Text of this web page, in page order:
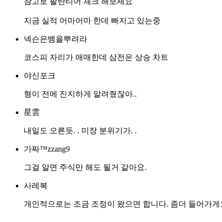
지금 실적 어마어마 한데 빠지고 있는중
넥슨은뱀을뿌려라
코스피 자리가 애매한데 삼전은 상승 차트
야신포크
형이 전에 진지하게 알려줬잖아..
星雲
내일도 오른듯. . 미장 분위기가. .
가짜™zzang9
그걸 알면 주식만 해도 될거 같아요.
사레복
개인적으로는 조금 조정이 왔으면 합니다. 좀더 들어가게